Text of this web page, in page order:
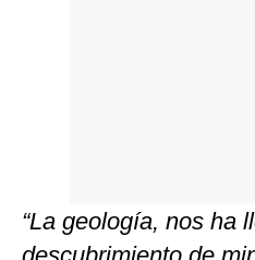
“La geología, nos ha